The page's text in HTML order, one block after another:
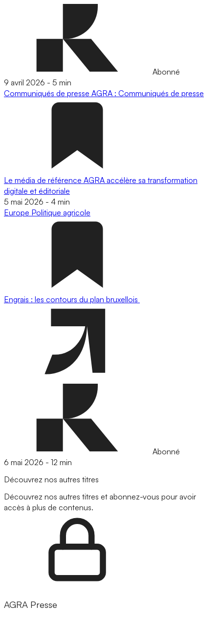
Abonné
9 avril 2026 - 5 min
Communiqués de presse AGRA : Communiqués de presse
Le média de référence AGRA accélère sa transformation
digitale et éditoriale
5 mai 2026 - 4 min
Europe Politique agricole
Engrais : les contours du plan bruxellois
Abonné
6 mai 2026 - 12 min
Découvrez nos autres titres
Découvrez nos autres titres et abonnez-vous pour avoir
accès à plus de contenus.
AGRA Presse